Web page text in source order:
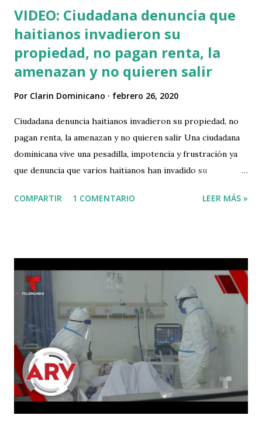
VIDEO: Ciudadana denuncia que
haitianos invadieron su
propiedad, no pagan renta, la
amenazan y no quieren salir
Por Clarin Dominicano febrero 26, 2020
Ciudadana denuncia haitianos invadieron su propiedad, no
pagan renta, la amenazan y no quieren salir Una ciudadana
dominicana vive una pesadilla, impotencia y frustración ya
que denuncia que varios haitianos han invadido su
reveló su nombre relata que, los invasiores haitianos se han
casa y que ella nunca le alquiló las casas donde viven, dentro
de su propiedad. Con voz desesperada y sumamente
angustiaga se le escucha denunciar a los invasores que hoy
ocupan de forma imponente su propiedad. Por este medio
se hace un llado a las autoridades competentes para que
tomen carta en el asunto.
COMPARTIR 1 COMENTARIO LEER MÁS »